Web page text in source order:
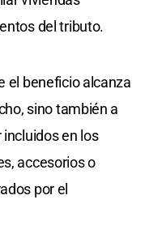
del tributo.
el beneficio alcanza
sino también a
en los
accesorios o
por el